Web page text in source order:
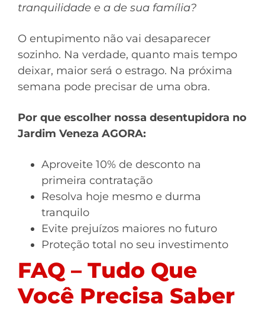
tranquilidade e a de sua família?
O entupimento não vai desaparecer
sozinho. Na verdade, quanto mais tempo
deixar, maior será o estrago. Na próxima
semana pode precisar de uma obra.
Por que escolher nossa desentupidora no
Jardim Veneza AGORA:
Aproveite 10% de desconto na
primeira contratação
Resolva hoje mesmo e durma
tranquilo
Evite prejuízos maiores no futuro
Proteção total no seu investimento
FAQ – Tudo Que
Você Precisa Saber